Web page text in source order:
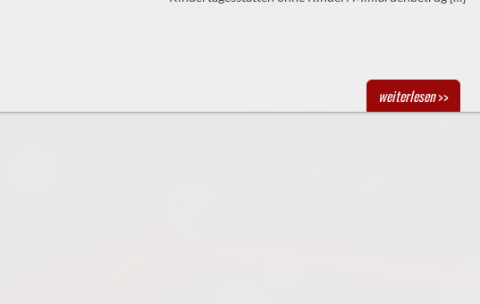
weiterlesen>>